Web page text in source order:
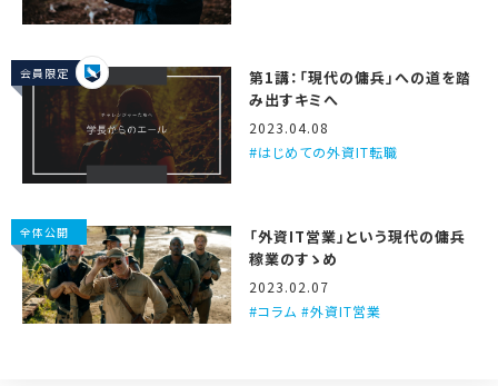
会員限定
第1講：「現代の傭兵」への道を踏
み出すキミへ
2023.04.08
はじめての外資IT転職
全体公開
「外資IT営業」という現代の傭兵
稼業のすゝめ
2023.02.07
コラム #外資IT営業